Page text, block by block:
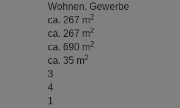
Wohnen Gewerbe
ca. 267 m2
ca. 267 m2
ca. 690 m2
ca. 35 m2
3
4
1